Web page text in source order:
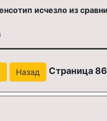
исчезло из
Назад Страница